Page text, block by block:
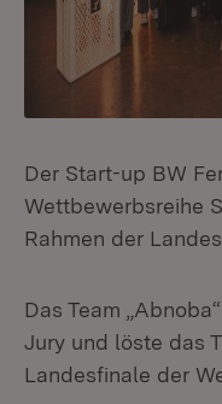
Der Start-up BW
Wettbewerbsreihe
Rahmen der
Das Team
Jury und löste das
Landesfinale der